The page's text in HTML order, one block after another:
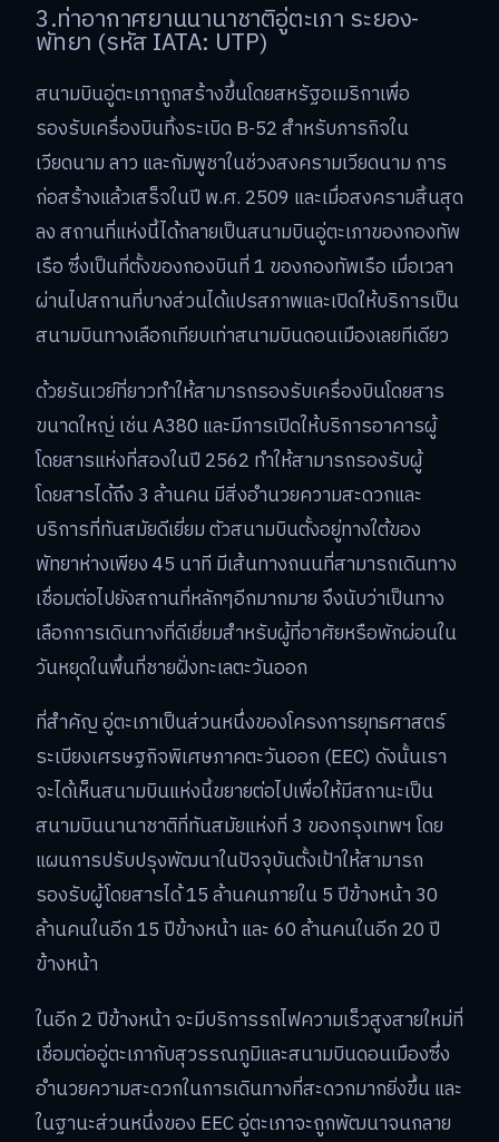
3.ท่าอากาศยานนานาชาติอู่ตะเภา ระยอง-
พัทยา (รหัส IATA: UTP)
สนามบินอู่ตะเภาถูกสร้างขึ้นโดยสหรัฐอเมริกาเพื่อ
รองรับเครื่องบินทิ้งระเบิด B-52 สำหรับภารกิจใน
เวียดนาม ลาว และกัมพูชาในช่วงสงครามเวียดนาม การ
ก่อสร้างแล้วเสร็จในปี พ.ศ. 2509 และเมื่อสงครามสิ้นสุด
ลง สถานที่แห่งนี้ได้กลายเป็นสนามบินอู่ตะเภาของกองทัพ
เรือ ซึ่งเป็นที่ตั้งของกองบินที่ 1 ของกองทัพเรือ เมื่อเวลา
ผ่านไปสถานที่บางส่วนได้แปรสภาพและเปิดให้บริการเป็น
สนามบินทางเลือกเทียบเท่าสนามบินดอนเมืองเลยทีเดียว
ด้วยรันเวย์ที่ยาวทำให้สามารถรองรับเครื่องบินโดยสาร
ขนาดใหญ่ เช่น A380 และมีการเปิดให้บริการอาคารผู้
โดยสารแห่งที่สองในปี 2562 ทำให้สามารถรองรับผู้
โดยสารได้ถึง 3 ล้านคน มีสิ่งอำนวยความสะดวกและ
บริการที่ทันสมัยดีเยี่ยม ตัวสนามบินตั้งอยู่ทางใต้ของ
พัทยาห่างเพียง 45 นาที มีเส้นทางถนนที่สามารถเดินทาง
เชื่อมต่อไปยังสถานที่หลักๆอีกมากมาย จึงนับว่าเป็นทาง
เลือกการเดินทางที่ดีเยี่ยมสำหรับผู้ที่อาศัยหรือพักผ่อนใน
วันหยุดในพื้นที่ชายฝั่งทะเลตะวันออก
ที่สำคัญ อู่ตะเภาเป็นส่วนหนึ่งของโครงการยุทธศาสตร์
ระเบียงเศรษฐกิจพิเศษภาคตะวันออก (EEC) ดังนั้นเรา
จะได้เห็นสนามบินแห่งนี้ขยายต่อไปเพื่อให้มีสถานะเป็น
สนามบินนานาชาติที่ทันสมัยแห่งที่ 3 ของกรุงเทพฯ โดย
แผนการปรับปรุงพัฒนาในปัจจุบันตั้งเป้าให้สามารถ
รองรับผู้โดยสารได้ 15 ล้านคนภายใน 5 ปีข้างหน้า 30
ล้านคนในอีก 15 ปีข้างหน้า และ 60 ล้านคนในอีก 20 ปี
ข้างหน้า
ในอีก 2 ปีข้างหน้า จะมีบริการรถไฟความเร็วสูงสายใหม่ที่
เชื่อมต่ออู่ตะเภากับสุวรรณภูมิและสนามบินดอนเมืองซึ่ง
อำนวยความสะดวกในการเดินทางที่สะดวกมากยิ่งขึ้น และ
ในฐานะส่วนหนึ่งของ EEC อู่ตะเภาจะถูกพัฒนาจนกลาย